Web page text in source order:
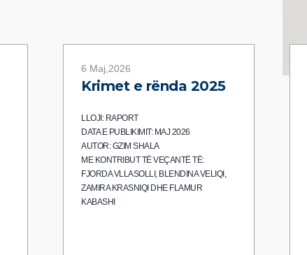
6 Maj,2026
Krimet e rënda 2025
LLOJI: RAPORT
DATA E PUBLIKIMIT: MAJ 2026
AUTOR: GZIM SHALA
ME KONTRIBUT TË VEÇANTË TË:
FJORDA VLLASOLLI, BLENDINA VELIQI,
ZAMIRA KRASNIQI DHE FLAMUR
KABASHI